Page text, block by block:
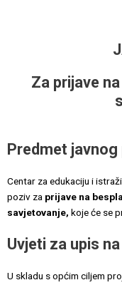
Za prijave
Predmet javnog
Centar za edukaciju i
poziv za prijave na
savjetovanje, koje će se
Uvjeti za upis
U skladu s općim ciljem